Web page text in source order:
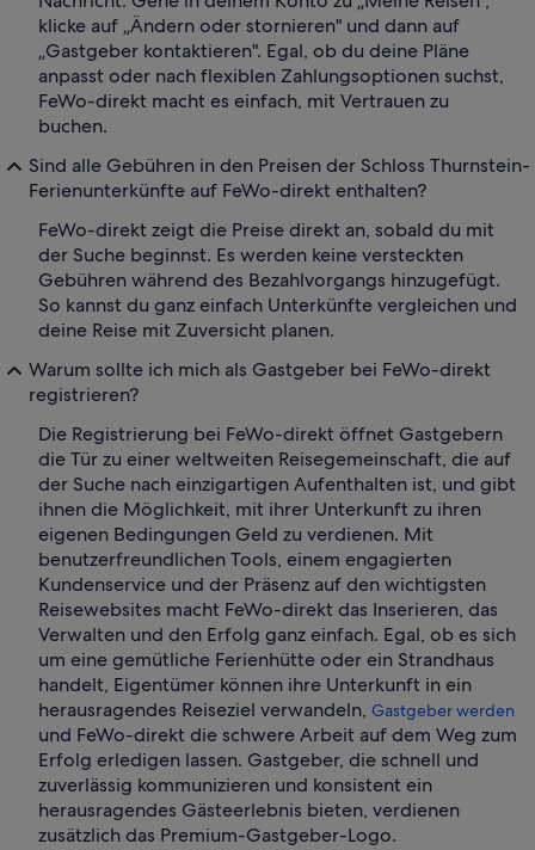
klicke auf „Ändern oder stornieren" und dann auf
„Gastgeber kontaktieren". Egal, ob du deine Pläne
anpasst oder nach flexiblen Zahlungsoptionen suchst,
FeWo-direkt macht es einfach, mit Vertrauen zu
buchen.
Sind alle Gebühren in den Preisen der Schloss Thurnstein-
Ferienunterkünfte auf FeWo-direkt enthalten?
FeWo-direkt zeigt die Preise direkt an, sobald du mit
der Suche beginnst. Es werden keine versteckten
Gebühren während des Bezahlvorgangs hinzugefügt.
So kannst du ganz einfach Unterkünfte vergleichen und
deine Reise mit Zuversicht planen.
Warum sollte ich mich als Gastgeber bei FeWo-direkt
registrieren?
Die Registrierung bei FeWo-direkt öffnet Gastgebern
die Tür zu einer weltweiten Reisegemeinschaft, die auf
der Suche nach einzigartigen Aufenthalten ist, und gibt
ihnen die Möglichkeit, mit ihrer Unterkunft zu ihren
eigenen Bedingungen Geld zu verdienen. Mit
benutzerfreundlichen Tools, einem engagierten
Kundenservice und der Präsenz auf den wichtigsten
Reisewebsites macht FeWo-direkt das Inserieren, das
Verwalten und den Erfolg ganz einfach. Egal, ob es sich
um eine gemütliche Ferienhütte oder ein Strandhaus
handelt, Eigentümer können ihre Unterkunft in ein
herausragendes Reiseziel verwandeln, Gastgeber werden
und FeWo-direkt die schwere Arbeit auf dem Weg zum
Erfolg erledigen lassen. Gastgeber, die schnell und
zuverlässig kommunizieren und konsistent ein
herausragendes Gästeerlebnis bieten, verdienen
zusätzlich das Premium-Gastgeber-Logo.